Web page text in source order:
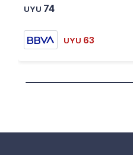
UYU 74
UYU 63